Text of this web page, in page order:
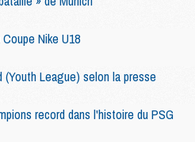
Nike U18
(Youth League) selon la presse
record dans l'histoire du PSG